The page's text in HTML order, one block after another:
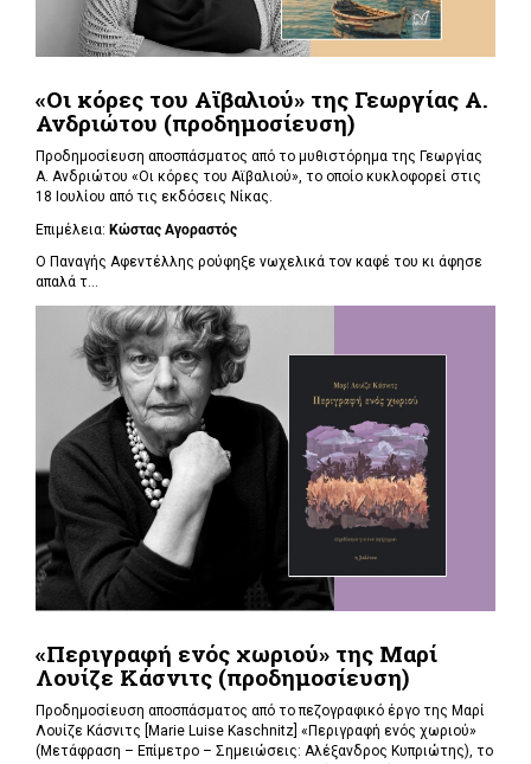
«Οι κόρες του Αϊβαλιού» της Γεωργίας Α.
Ανδριώτου (προδημοσίευση)
Προδημοσίευση αποσπάσματος από το μυθιστόρημα της Γεωργίας
Α. Ανδριώτου «Οι κόρες του Αϊβαλιού», το οποίο κυκλοφορεί στις
18 Ιουλίου από τις εκδόσεις Νίκας.
Επιμέλεια: Κώστας Αγοραστός
Ο Παναγής Αφεντέλλης ρούφηξε νωχελικά τον καφέ του κι άφησε
απαλά τ...
«Περιγραφή ενός χωριού» της Μαρί
Λουίζε Κάσνιτς (προδημοσίευση)
Προδημοσίευση αποσπάσματος από το πεζογραφικό έργο της Μαρί
Λουίζε Κάσνιτς [Marie Luise Kaschnitz] «Περιγραφή ενός χωριού»
(Μετάφραση – Επίμετρο – Σημειώσεις: Αλέξανδρος Κυπριώτης), το